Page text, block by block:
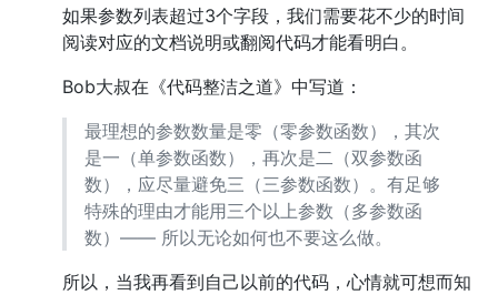
如果参数列表超过3个字段，我们需要花不少的时间
阅读对应的文档说明或翻阅代码才能看明白。
Bob大叔在《代码整洁之道》中写道：
最理想的参数数量是零（零参数函数），其次
是一（单参数函数），再次是二（双参数函
数），应尽量避免三（三参数函数）。有足够
特殊的理由才能用三个以上参数（多参数函
数）—— 所以无论如何也不要这么做。
所以，当我再看到自己以前的代码，心情就可想而知